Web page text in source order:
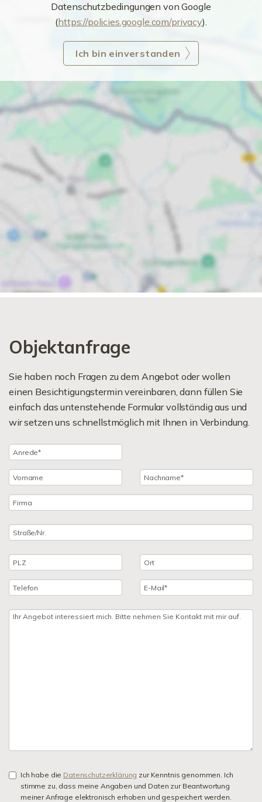
Datenschutzbedingungen von Google
(https://policies.google.com/privacy).
Ich bin einverstanden
Objektanfrage
Sie haben noch Fragen zu dem Angebot oder wollen
einen Besichtigungstermin vereinbaren, dann füllen Sie
einfach das untenstehende Formular vollständig aus und
wir setzen uns schnellstmöglich mit Ihnen in Verbindung.
Ich habe die Datenschutzerklärung zur Kenntnis genommen. Ich
stimme zu, dass meine Angaben und Daten zur Beantwortung
meiner Anfrage elektronisch erhoben und gespeichert werden.